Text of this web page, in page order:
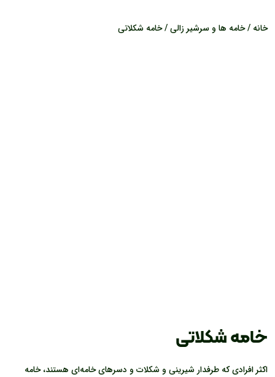
خانه /خامه ها و سرشیر زالی/ خامه شکلاتی
خامه شکلاتی
اکثر افرادی که طرفدار شیرینی و شکلات و دسرهای خامه‌ای هستند، خامه